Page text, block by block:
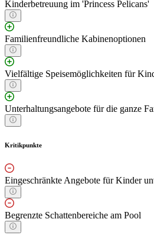
Kinderbetreuung im 'Princess Pelicans'
Familienfreundliche Kabinenoptionen
Vielfältige Speisemöglichkeiten für
Unterhaltungsangebote für die ganze
Kritikpunkte
Eingeschränkte Angebote für Kinder
Begrenzte Schattenbereiche am Pool